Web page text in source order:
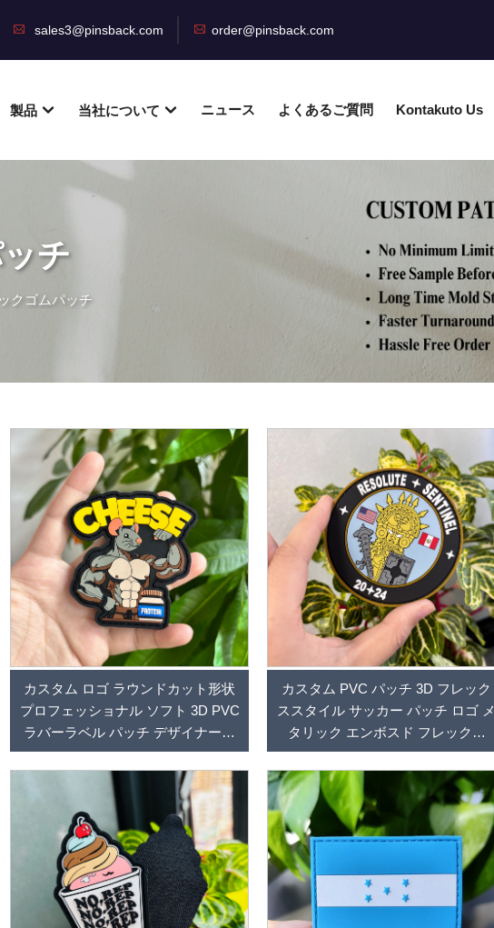
sales3@pinsback.com order@pinsback.com
製品 当社について ニュース よくあるご質問 Kontakuto Us
チ
クゴムパッチ
カスタム ロゴ ラウンドカット形状
プロフェッショナル ソフト 3D PVC
ラバーラベル パッチ デザイナー用
鉄着けパッチ 帽子用
カスタム PVC パッチ 3D フレック
ススタイル サッカー パッチ ロゴ メ
タリック エンボスド フレックス
Metflex エンブレム ラバー ソフト
PVC パッチ